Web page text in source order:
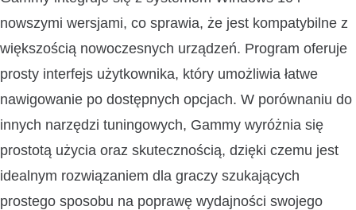
nowszymi wersjami, co sprawia, że jest kompatybilne z
większością nowoczesnych urządzeń. Program oferuje
prosty interfejs użytkownika, który umożliwia łatwe
nawigowanie po dostępnych opcjach. W porównaniu do
innych narzędzi tuningowych, Gammy wyróżnia się
prostotą użycia oraz skutecznością, dzięki czemu jest
idealnym rozwiązaniem dla graczy szukających
prostego sposobu na poprawę wydajności swojego